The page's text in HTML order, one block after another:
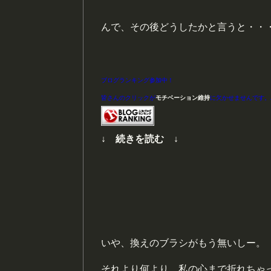
んで、その後どうしたかと言うと・・
ブログランキング参加中！
皆さんのクリックがモチベーション維持に欠かせませんです
↓ 続きを読む ↓
いや、換えのブラシがもう無いしー。
それより何より、私の心まで折れちゃ